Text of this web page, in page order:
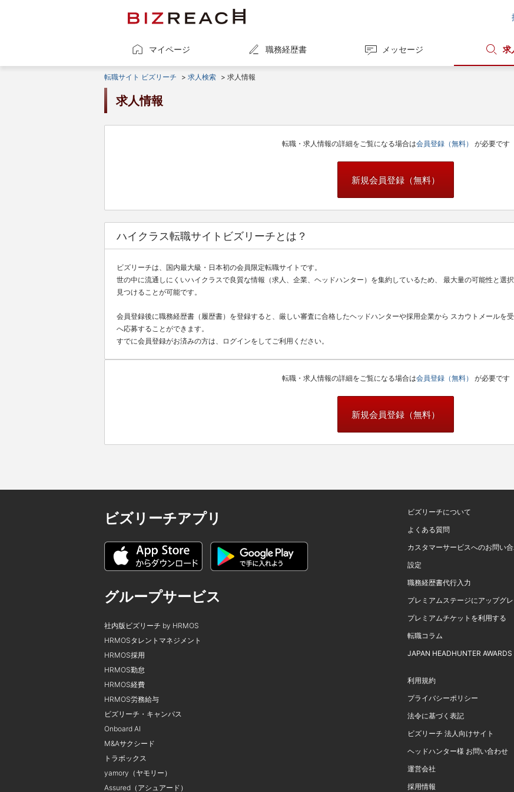
マイページ 職務経歴書 メッセージ 求
転職サイト ビズリーチ > 求人検索 > 求人情報
求人情報
転職・求人情報の詳細をご覧になる場合は会員登録（無料） が必要です
新規会員登録（無料）
ハイクラス転職サイトビズリーチとは？
ビズリーチは、国内最大級・日本初の会員限定転職サイトです。
世の中に流通しにくいハイクラスで良質な情報（求人、企業、ヘッドハンター）を集約しているため、 最大量の可能性と選
見つけることが可能です。
会員登録後に職務経歴書（履歴書）を登録すると、厳しい審査に合格したヘッドハンターや採用企業から スカウトメールを
へ応募することができます。
すでに会員登録がお済みの方は、ログインをしてご利用ください。
転職・求人情報の詳細をご覧になる場合は会員登録（無料） が必要です
新規会員登録（無料）
ビズリーチアプリ
グループサービス
社内版ビズリーチ by HRMOS
HRMOSタレントマネジメント
HRMOS採用
HRMOS勤怠
HRMOS経費
HRMOS労務給与
ビズリーチ・キャンパス
Onboard AI
M&Aサクシード
トラボックス
yamory（ヤモリー）
Assured（アシュアード）
ビズリーチについて
よくある質問
カスタマーサービスへのお問い
設定
職務経歴書代行入力
プレミアムステージにアップグ
プレミアムチケットを利用する
転職コラム
JAPAN HEADHUNTER AWARDS
利用規約
プライバシーポリシー
法令に基づく表記
ビズリーチ 法人向けサイト
ヘッドハンター様 お問い合わせ
運営会社
採用情報